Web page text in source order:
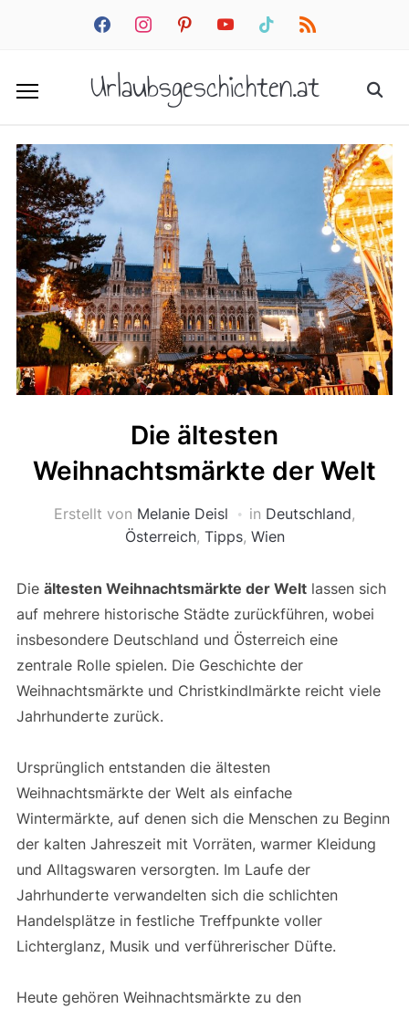
facebookinstagrampinterestyoutube tiktok rss
Urlaubsgeschichten.at
Die ältesten
Weihnachtsmärkte der Welt
Erstellt von Melanie Deisl in Deutschland,
Österreich, Tipps, Wien
Die ältesten Weihnachtsmärkte der Weltlassen sich
auf mehrere historische Städte zurückführen, wobei
insbesondere Deutschland und Österreich eine
zentrale Rolle spielen. Die Geschichte der
Weihnachtsmärkte und Christkindlmärkte reicht viele
Jahrhunderte zurück.
Ursprünglich entstanden die ältesten
Weihnachtsmärkte der Welt als einfache
Wintermärkte, auf denen sich die Menschen zu Beginn
der kalten Jahreszeit mit Vorräten, warmer Kleidung
und Alltagswaren versorgten. Im Laufe der
Jahrhunderte verwandelten sich die schlichten
Handelsplätze in festliche Treffpunkte voller
Lichterglanz, Musik und verführerischer Düfte.
Heute gehören Weihnachtsmärkte zu den